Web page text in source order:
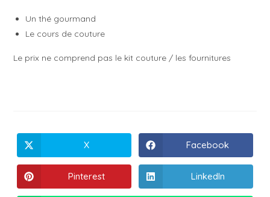
Un thé gourmand
Le cours de couture
Le prix ne comprend pas le kit couture / les fournitures
X Facebook
Pinterest LinkedIn